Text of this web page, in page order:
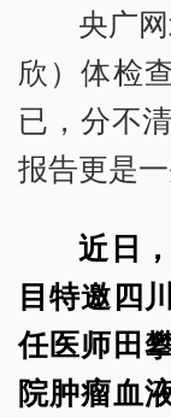
央广
欣）体检
已，分不
报告更是一
近日
目特邀四
任医师田
院肿瘤血